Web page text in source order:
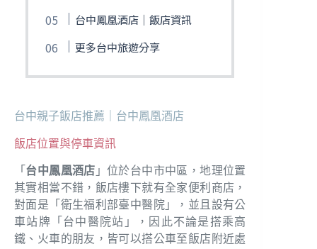
台中鳳凰酒店｜飯店資訊
更多台中旅遊分享
台中親子飯店推薦｜台中鳳凰酒店
飯店位置與停車資訊
「 台中鳳凰酒店 」位於台中市中區，地理位置
其實相當不錯，飯店樓下就有全家便利商店，
對面是「衛生福利部臺中醫院」，並且設有公
車站牌「台中醫院站」，因此不論是搭乘高
鐵、火車的朋友，皆可以搭公車至飯店附近處